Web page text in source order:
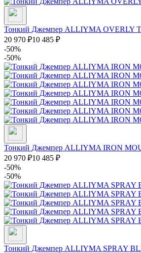
Тонкий Джемпер ALLIYMA OVERLY
20 970 ₽10 485 ₽
-50%
-50%
Тонкий Джемпер ALLIYMA IRON
20 970 ₽10 485 ₽
-50%
-50%
Тонкий Джемпер ALLIYMA SPRAY